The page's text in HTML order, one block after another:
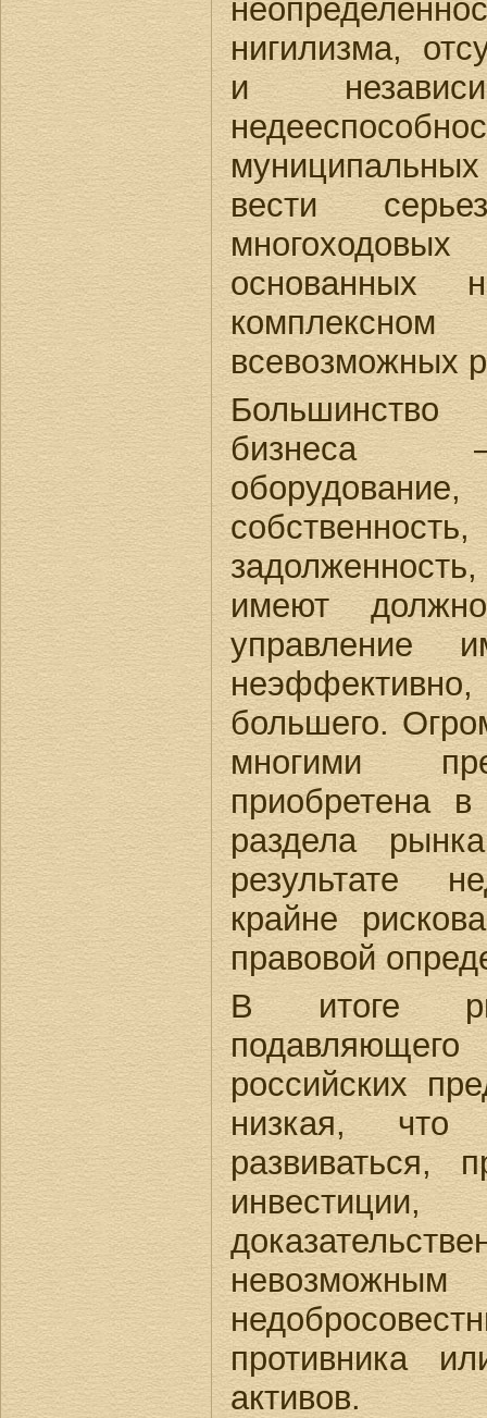
нигилизма,
и
вести
основанных
всевозможных
бизнеса –
имеют
управление
большего.
многими
приобретена в
раздела
результате
крайне
правовой
В итоге
российских
низкая,
развиваться,
противника
активов.